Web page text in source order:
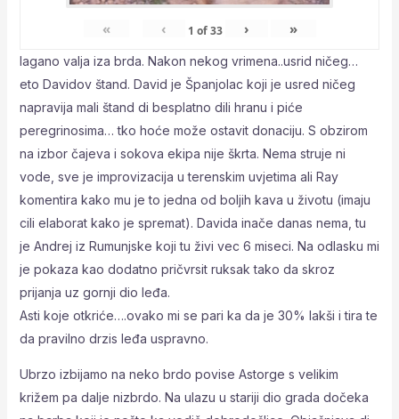
« ‹ 1 of33 › »
lagano valja iza brda. Nakon nekog vrimena..usrid ničeg…
eto Davidov štand. David je Španjolac koji je usred ničeg
napravija mali štand di besplatno dili hranu i piće
peregrinosima… tko hoće može ostavit donaciju. S obzirom
na izbor čajeva i sokova ekipa nije škrta. Nema struje ni
vode, sve je improvizacija u terenskim uvjetima ali Ray
komentira kako mu je to jedna od boljih kava u životu (imaju
cili elaborat kako je spremat). Davida inače danas nema, tu
je Andrej iz Rumunjske koji tu živi vec 6 miseci. Na odlasku mi
je pokaza kao dodatno pričvrsit ruksak tako da skroz
prijanja uz gornji dio leđa.
Asti koje otkriće….ovako mi se pari ka da je 30% lakši i tira te
da pravilno drzis leđa uspravno.
Ubrzo izbijamo na neko brdo povise Astorge s velikim
križem pa dalje nizbrdo. Na ulazu u stariji dio grada dočeka